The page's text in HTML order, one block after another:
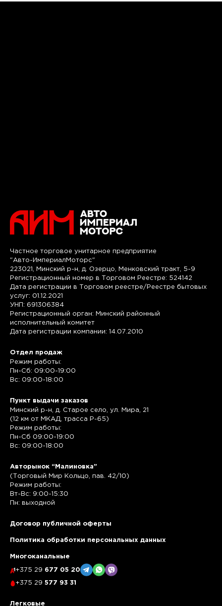
Частное торговое унитарное предприятие
"Авто-ИмпериалМоторс"
223021, Минский р-н, д. Озерцо, Менковский тракт, 5-9
Регистрационный номер в Торговом Реестре: 524142
Дата регистрации в Торговом реестре/Реестре бытовых
услуг: 01.12.2021
УНП: 691306384
Регистрационный орган: Минский районный
исполнительный комитет
Дата регистрации компании: 14.07.2010
Отдел продаж
Режим работы:
Пн-Сб: 09:00-19:00
Вс: 09:00-18:00
Пункт выдачи заказов
Минский р-н, д. Старое село, ул. Мира, 21
(12 км от МКАД, трасса P-65)
Режим работы:
Пн-Сб 09:00-19:00
Вс: 09:00-18:00
Авторынок “Малиновка”
(Торговый Мир Кольцо, пав. 42/10)
Режим работы:
Вт-Вс: 9:00-15:30
Пн: выходной
Договор публичной оферты
Политика обработки персональных данных
Многоканальные
+375 29 677 05 20
+375 29 577 93 31
Легковые